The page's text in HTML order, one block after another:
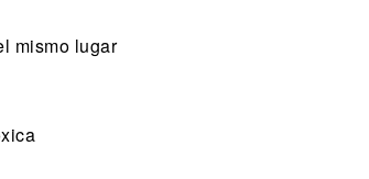
mismo lugar